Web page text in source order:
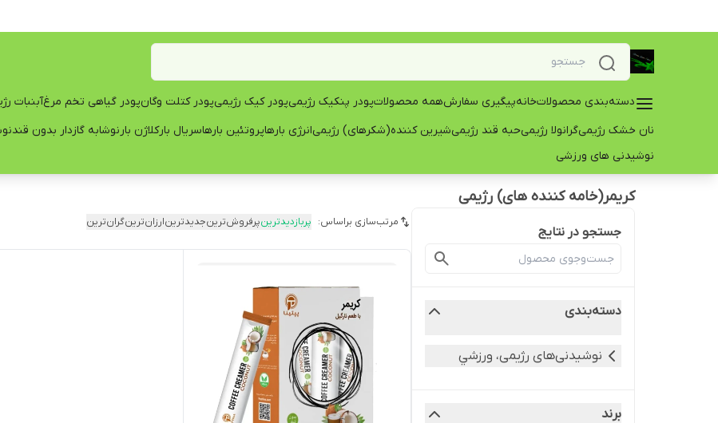
دسته‌بندی محصولاتخانهپیگیری سفارشهمه محصولاتپودر پنکیک رژیمیپودر کیک رژیمیپودر کتلت وگانپودر گیاهی تخم مرغآبنبات
نان خشک رژیمیگرانولا رژیمیحبه قند رژیمیشیرین کننده(شکرهای) رژیمیانرژی بارهاپروتئین بارهاسریال بارکلاژن بارنوشابه گازدار بدون قند
نوشیدنی های ورزشی
کریمر(خامه کننده های) رژیمی
جستجو در نتایج
دسته‌بندی
نوشیدنی‌های رژیمی، ورزشي
برند
مرتب‌سازی براساس: پربازدیدترینپرفروش‌ترینجدیدترینارزان‌ترینگران‌ترین